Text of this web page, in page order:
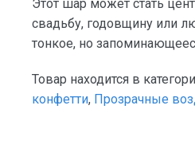
Этот шар может стать
свадьбу, годовщину или
тонкое, но
Товар находится в
конфетти, Прозрачные